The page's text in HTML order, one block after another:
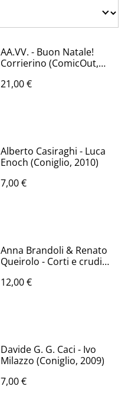
AA.VV. - Buon Natale!
Corrierino (ComicOut,
21,00 €
Alberto Casiraghi - Luca
Enoch (Coniglio, 2010)
7,00 €
Anna Brandoli & Renato
Queirolo - Corti e crudi
12,00 €
Davide G. G. Caci - Ivo
Milazzo (Coniglio, 2009)
7,00 €